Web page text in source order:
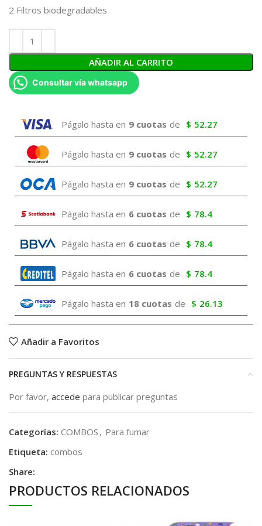
2 Filtros biodegradables
AÑADIR AL CARRITO
Consultar vía whatsapp
Págalo hasta en 9 cuotas de $ 52.27
Págalo hasta en 9 cuotas de $ 52.27
Págalo hasta en 9 cuotas de $ 52.27
Págalo hasta en 6 cuotas de $ 78.4
Págalo hasta en 6 cuotas de $ 78.4
Págalo hasta en 6 cuotas de $ 78.4
Págalo hasta en 18 cuotas de $ 26.13
Añadir a Favoritos
PREGUNTAS Y RESPUESTAS
Por favor, accede para publicar preguntas
Categorías: COMBOS , Para fumar
Etiqueta: combos
Share:
PRODUCTOS RELACIONADOS